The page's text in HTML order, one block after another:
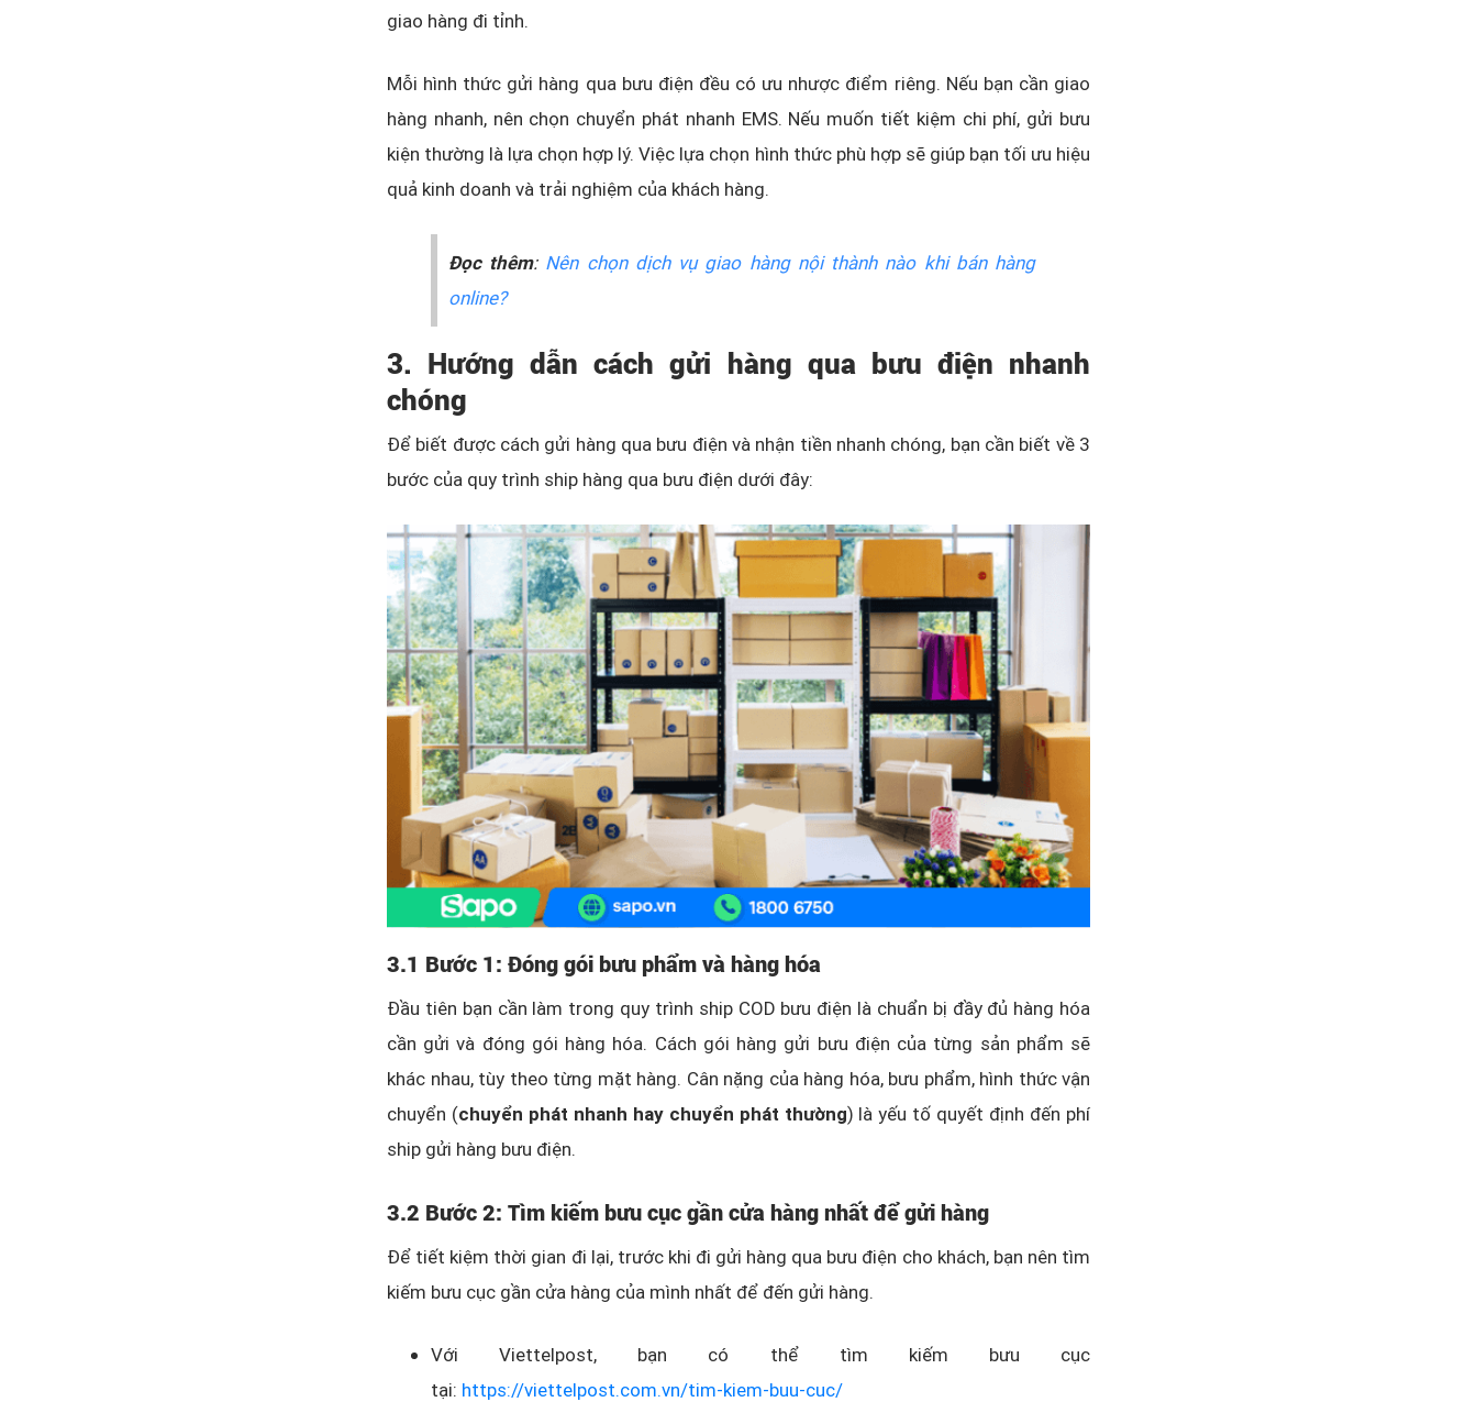
giao hàng đi tỉnh.
Mỗi hình thức gửi hàng qua bưu điện đều có ưu nhược điểm riêng. Nếu bạn cần giao
hàng nhanh, nên chọn chuyển phát nhanh EMS. Nếu muốn tiết kiệm chi phí, gửi bưu
kiện thường là lựa chọn hợp lý. Việc lựa chọn hình thức phù hợp sẽ giúp bạn tối ưu hiệu
quả kinh doanh và trải nghiệm của khách hàng.
Đọc thêm: Nên chọn dịch vụ giao hàng nội thành nào khi bán hàng
online?
3. Hướng dẫn cách gửi hàng qua bưu điện nhanh
chóng
Để biết được cách gửi hàng qua bưu điện và nhận tiền nhanh chóng, bạn cần biết về 3
bước của quy trình ship hàng qua bưu điện dưới đây:
3.1 Bước 1: Đóng gói bưu phẩm và hàng hóa
Đầu tiên bạn cần làm trong quy trình ship COD bưu điện là chuẩn bị đầy đủ hàng hóa
cần gửi và đóng gói hàng hóa. Cách gói hàng gửi bưu điện của từng sản phẩm sẽ
khác nhau, tùy theo từng mặt hàng. Cân nặng của hàng hóa, bưu phẩm, hình thức vận
chuyển (chuyển phát nhanh hay chuyển phát thường) là yếu tố quyết định đến phí
ship gửi hàng bưu điện.
3.2 Bước 2: Tìm kiếm bưu cục gần cửa hàng nhất để gửi hàng
Để tiết kiệm thời gian đi lại, trước khi đi gửi hàng qua bưu điện cho khách, bạn nên tìm
kiếm bưu cục gần cửa hàng của mình nhất để đến gửi hàng.
Với Viettelpost, bạn có thể tìm kiếm bưu cục
tại: https://viettelpost.com.vn/tim-kiem-buu-cuc/